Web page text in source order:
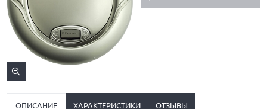
ОПИСАНИЕ ХАРАКТЕРИСТИКИ ОТЗЫВЫ